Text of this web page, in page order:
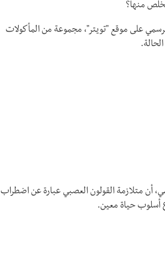
منها؟
على موقع "تويتر"، مجموعة من المأكولات
أن متلازمة القولون العصبي عبارة عن اضطراب
أسلوب حياة معين.